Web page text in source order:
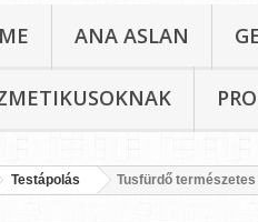
ANA ASLAN
Testápolás Tusfürdő természetes